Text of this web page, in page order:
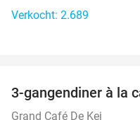
Verkocht: 2.689
3-gangendiner à la
Grand Café De Kei